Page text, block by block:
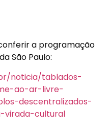
a programação
São Paulo:
noticia/tablados-
ao-ar-livre-
descentralizados-
virada-cultural